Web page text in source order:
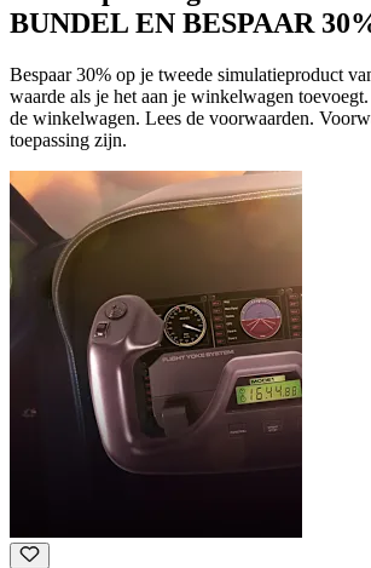
BUNDEL EN BESPAAR
Bespaar 30% op je tweede simulatieproduct
waarde als je het aan je winkelwagen
de winkelwagen. Lees de voorwaarden.
toepassing zijn.